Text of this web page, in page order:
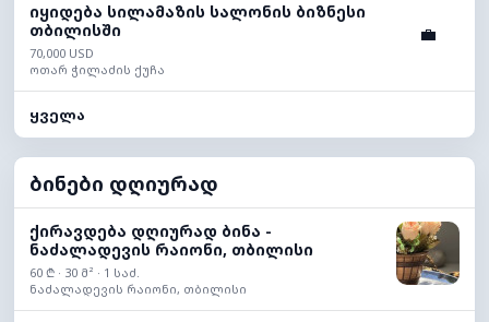
იყიდება სილამაზის სალონის ბიზნესი
თბილისში
70,000 USD
ოთარ ჭილაძის ქუჩა
💼
ყველა
ბინები დღიურად
ქირავდება დღიურად ბინა -
ნაძალადევის რაიონი, თბილისი
60 ₾ · 30 მ² · 1 საძ.
ნაძალადევის რაიონი, თბილისი